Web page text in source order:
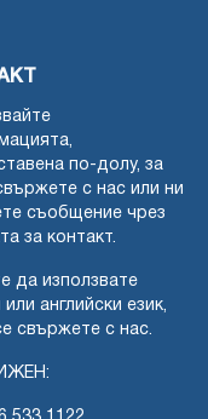
по-долу, за
с нас или ни
съобщение чрез
за контакт.
да използвате
английски език,
свържете с нас.